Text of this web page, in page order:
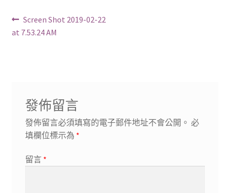
文
章
Previous
post:
Screen Shot 2019-02-22
at 7.53.24 AM
發佈留言
發佈留言必須填寫的電子郵件地址不會公開。 必
填欄位標示為 *
留言 *